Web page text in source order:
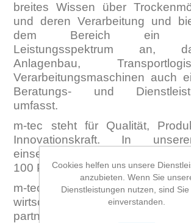
breites Wissen über
und deren Verarbeitung und
dem Bereich ein
Leistungsspektrum an,
Anlagenbau,
Verarbeitungsmaschinen auch
Beratungs- und
umfasst.
m-tec steht für Qualität,
Innovationskraft. In
einsetzbaren Technologie
100 Patente und
m-tec steht aber auch für die
wirtschaftlichem Erfolg
partnerschaftlichen
Cookies helfen uns unsere
anzubieten. Wenn Sie
Dienstleistungen nutzen, sind
einverstanden.